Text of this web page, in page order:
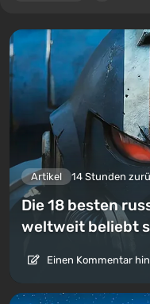
Artikel 14 Stunden
Die 18 besten
weltweit beliebt
Einen Kommentar